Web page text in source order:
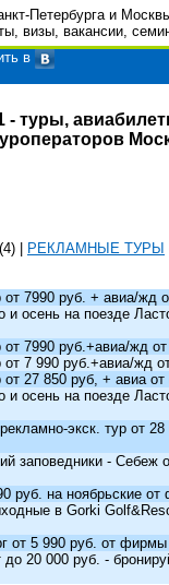
Петербурга и
визы, вакансии,
в
- туры,
(4) РЕКЛАМНЫЕ ТУРЫ
от 7990 руб. + авиа/
осень на поезде
от 7990 руб.+авиа/жд
от 7 990 руб.+авиа/жд
от 27 850 руб, + авиа
осень на поезде
экск. тур от
заповедники - Себеж
руб. на
в Gorki
от 5 990 руб. от
20 000 руб. -